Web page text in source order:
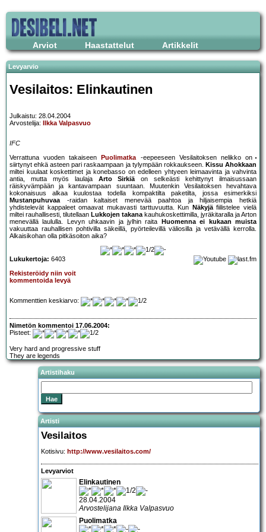
Arviot Haastattelut Artikkelit
Levyarvio
Vesilaitos: Elinkautinen
Julkaistu: 28.04.2004
Arvostelija:
Ilkka Valpasvuo
IFC
Verrattuna vuoden takaiseen
Puolimatka-eepeeseen Vesilaitoksen nelikko on
siirtynyt ehkä asteen pari raskaampaan ja tylympään rokkaukseen. Kissu Ahokkaan
miltei kuulaat koskettimet ja konebasso on edelleen yhtyeen leimaavinta ja vahvinta
antia, mutta myös laulaja Arto Sirkiäon selkeästi kehittynyt ilmaisussaan
räiskyvämpään ja kantavampaan suuntaan. Muutenkin Vesilaitoksen hevahtava
kokonaisuus alkaa kuulostaa todella kompaktilta paketilta, jossa esimerkiksi
Mustanpuhuvaa-raidan kaltaiset menevää paahtoa ja hiljaisempia hetkiä
yhdistelevät kappaleet omaavat mukavasti tarttuvuutta. Kun
Näkyjäfiilistelee vielä
miltei rauhallisesti, tilutellaan Lukkojen takanakauhukoskettimilla, jyräkitaralla ja Arton
menevällä laululla. Levyn uhkaavin ja jylhin raita
Huomenna ei kukaan muista
vakuuttaa rauhallisen pohtivilla säkeillä, pyörteilevillä väliosilla ja vetävällä kerrolla.
Alkaisikohan olla pitkäsoiton aika?
Lukukertoja: 6403
Rekisteröidy niin voit
kommentoida levyä
Kommenttien keskiarvo:
Nimetön kommentoi 17.06.2004:
Pisteet:
Very hard and progressive stuff
They are legends
Artistihaku
Artisti
Vesilaitos
Kotisivu: http://www.vesilaitos.com/
Levyarviot
Elinkautinen
28.04.2004
Arvostelijana Ilkka Valpasvuo
Puolimatka